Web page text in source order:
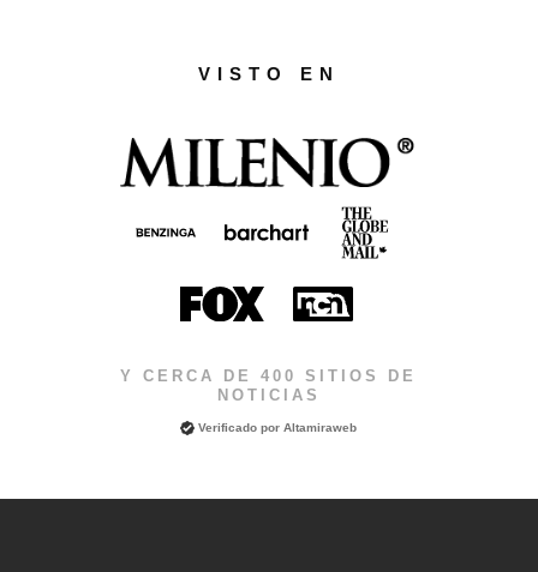
VISTO EN
Y CERCA DE 400 SITIOS DE
NOTICIAS
Verificado porAltamiraweb